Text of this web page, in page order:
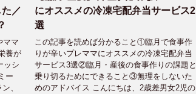
／
ママ
養が
ッシ
ー
、
にオススメの冷凍宅配弁当サービス2
選
この記事を読めば分かること①臨月で食事作
りが辛いプレママにオススメの冷凍宅配弁当
サービス3選②臨月・産後の食事作りの課題と
乗り切るためにできること③無理をしないた
めのアドバイス こんにちは、2歳差男女2児の